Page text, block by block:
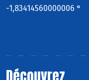
-1,83414560000006 °